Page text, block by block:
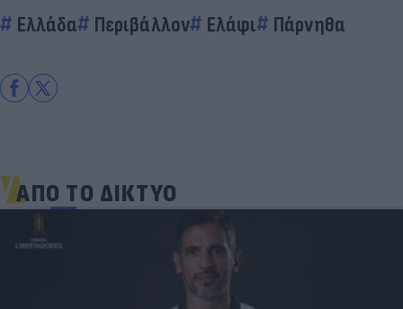
Ελλάδα Περιβάλλον Ελάφι Πάρνηθα
ΑΠΟ ΤΟ ΔΙΚΤΥΟ